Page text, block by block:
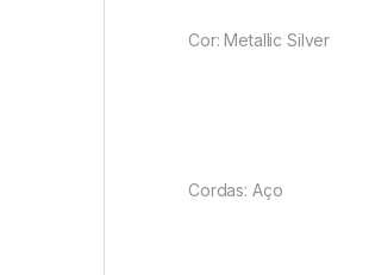
Cor: Metallic Silver
Cordas: Aço